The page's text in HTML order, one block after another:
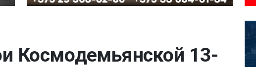
Космодемьянской 13-